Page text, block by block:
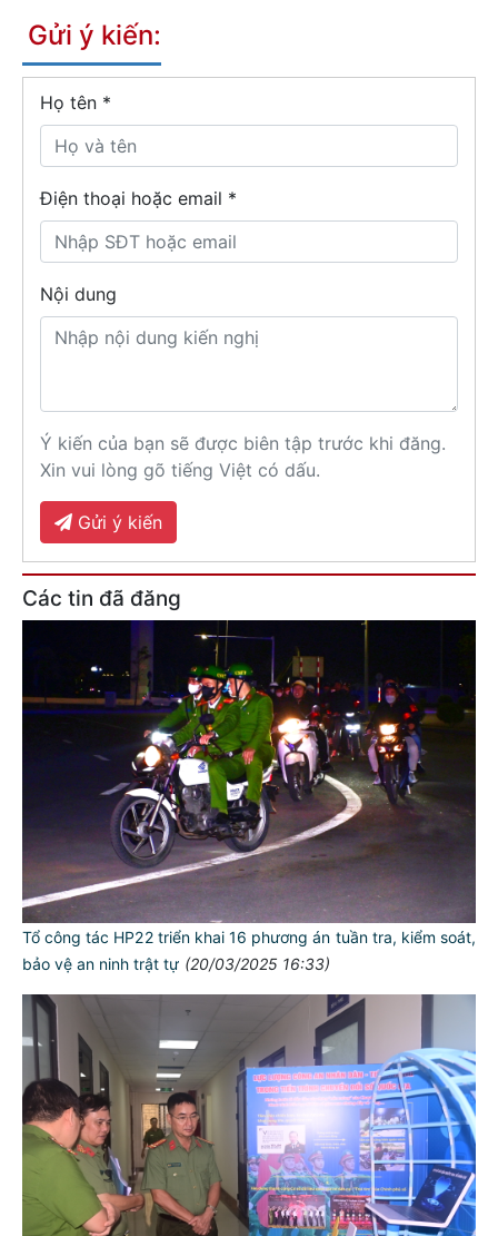
Gửi ý kiến:
Họ tên *
Điện thoại hoặc email *
Nội dung
Ý kiến của bạn sẽ được biên tập trước khi đăng.
Xin vui lòng gõ tiếng Việt có dấu.
Gửi ý kiến
Các tin đã đăng
Tổ công tác HP22 triển khai 16 phương án tuần tra, kiểm soát,
bảo vệ an ninh trật tự (20/03/2025 16:33)